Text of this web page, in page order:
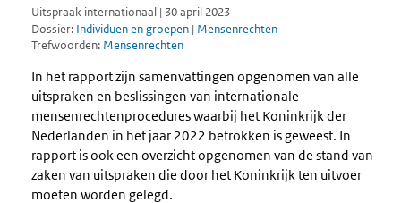
Uitspraak internationaal | 30 april 2023
Dossier: Individuen en groepen | Mensenrechten
Trefwoorden: Mensenrechten
In het rapport zijn samenvattingen opgenomen van alle
uitspraken en beslissingen van internationale
mensenrechtenprocedures waarbij het Koninkrijk der
Nederlanden in het jaar 2022 betrokken is geweest. In
rapport is ook een overzicht opgenomen van de stand van
zaken van uitspraken die door het Koninkrijk ten uitvoer
moeten worden gelegd.